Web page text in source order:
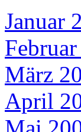
Januar
März
April